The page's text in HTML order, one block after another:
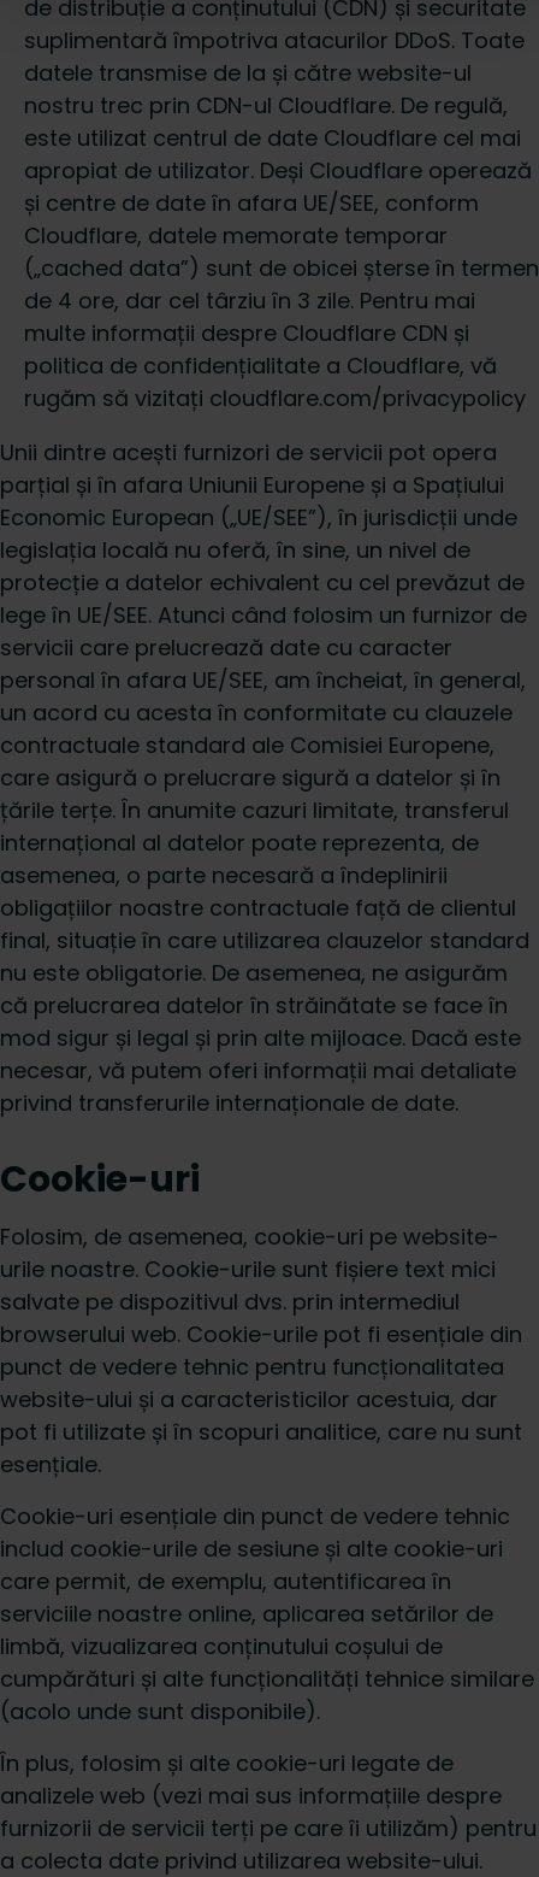
de distribuție a conținutului (CDN) și securitate
suplimentară împotriva atacurilor DDoS. Toate
datele transmise de la și către website-ul
nostru trec prin CDN-ul Cloudflare. De regulă,
este utilizat centrul de date Cloudflare cel mai
apropiat de utilizator. Deși Cloudflare operează
și centre de date în afara UE/SEE, conform
Cloudflare, datele memorate temporar
(„cached data”) sunt de obicei șterse în termen
de 4 ore, dar cel târziu în 3 zile. Pentru mai
multe informații despre Cloudflare CDN și
politica de confidențialitate a Cloudflare, vă
rugăm să vizitați cloudflare.com/privacypolicy
Unii dintre acești furnizori de servicii pot opera
parțial și în afara Uniunii Europene și a Spațiului
Economic European („UE/SEE”), în jurisdicții unde
legislația locală nu oferă, în sine, un nivel de
protecție a datelor echivalent cu cel prevăzut de
lege în UE/SEE. Atunci când folosim un furnizor de
servicii care prelucrează date cu caracter
personal în afara UE/SEE, am încheiat, în general,
un acord cu acesta în conformitate cu clauzele
contractuale standard ale Comisiei Europene,
care asigură o prelucrare sigură a datelor și în
țările terțe. În anumite cazuri limitate, transferul
internațional al datelor poate reprezenta, de
asemenea, o parte necesară a îndeplinirii
obligațiilor noastre contractuale față de clientul
final, situație în care utilizarea clauzelor standard
nu este obligatorie. De asemenea, ne asigurăm
că prelucrarea datelor în străinătate se face în
mod sigur și legal și prin alte mijloace. Dacă este
necesar, vă putem oferi informații mai detaliate
privind transferurile internaționale de date.
Cookie-uri
Folosim, de asemenea, cookie-uri pe website-
urile noastre. Cookie-urile sunt fișiere text mici
salvate pe dispozitivul dvs. prin intermediul
browserului web. Cookie-urile pot fi esențiale din
punct de vedere tehnic pentru funcționalitatea
website-ului și a caracteristicilor acestuia, dar
pot fi utilizate și în scopuri analitice, care nu sunt
esențiale.
Cookie-uri esențiale din punct de vedere tehnic
includ cookie-urile de sesiune și alte cookie-uri
care permit, de exemplu, autentificarea în
serviciile noastre online, aplicarea setărilor de
limbă, vizualizarea conținutului coșului de
cumpărături și alte funcționalități tehnice similare
(acolo unde sunt disponibile).
În plus, folosim și alte cookie-uri legate de
analizele web (vezi mai sus informațiile despre
furnizorii de servicii terți pe care îi utilizăm) pentru
a colecta date privind utilizarea website-ului.